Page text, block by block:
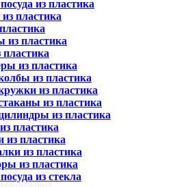
из пластика
пластика
из пластика
из пластика
из пластика
из пластика
из пластика
из пластика
пластика
из пластика
из пластика
из пластика
из стекла